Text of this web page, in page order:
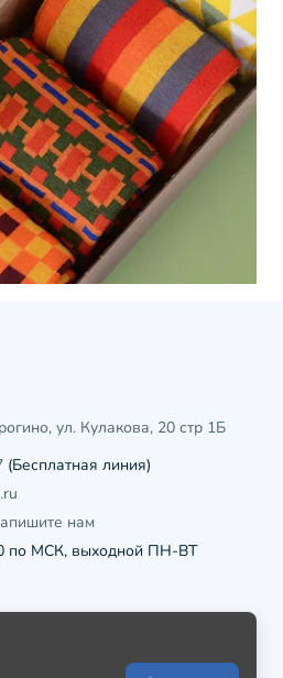
ул. Кулакова, 20 стр 1Б
(Бесплатная линия)
нам
по МСК, выходной ПН-ВТ